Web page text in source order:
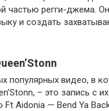
частью регги-джема.
и создать
популярных видео, в
– это запись с
Ft Aidonia — Bend Ya